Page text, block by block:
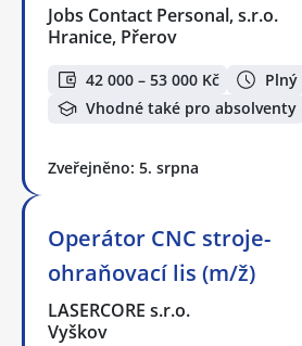
Jobs Contact Personal, s.r.o.
Hranice, Přerov
42 000 – 53 000 Kč
Plný
Vhodné také pro absolventy
Zveřejněno: 5. srpna
Operátor CNC stroje-
ohraňovací lis (m/ž)
LASERCORE s.r.o.
Vyškov